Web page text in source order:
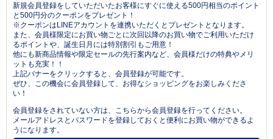
新規会員登録をしていただいたお客様にすぐに使える500円相当のポイント
と500円分のクーポンをプレゼント！
※クーポンはLINEアカウントを連携いただくとプレゼントとなります。
また、会員様限定にお買い物ごとに次回以降のお買い物でご利用いただけ
るポイントや、誕生日月には特別割引もご用意！
他にも新商品情報や限定セールの先行案内など、会員様だけの特典やメリ
ットも充実！！
上記バナーをクリックすると、会員登録が可能です。
ぜひ、この機会に会員登録して、お得なショッピングをお楽しみくださ
い！
会員登録をされていない方は、こちらから会員登録を行ってください。
メールアドレスとパスワードを登録しておくと便利にお買い物ができるよ
うになります。